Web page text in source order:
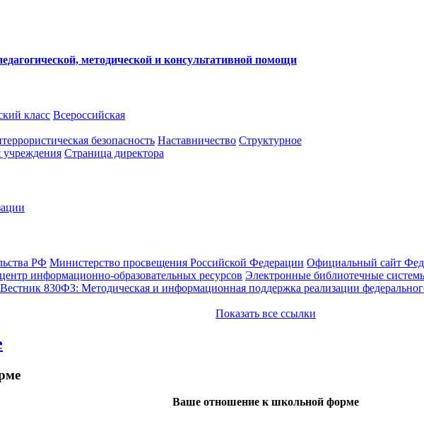
методической и консультативной помощи
класс Всероссийская
безопасность Наставничество Структурное
учреждения Страница директора
РФ Министерство просвещения Российской Федерации Официальный сайт
информационно-образовательных ресурсов Электронные библиотечные
830ФЗ: Методическая и информационная поддержка реализации
Показать все ссылки
Ваше отношение к школьной форме